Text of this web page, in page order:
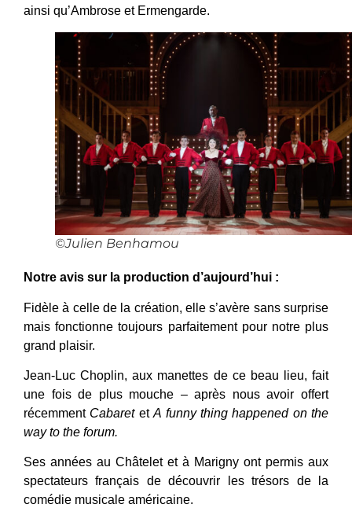
ainsi qu’Ambrose et Ermengarde.
©Julien Benhamou
Notre avis sur la production d’aujourd’hui :
Fidèle à celle de la création, elle s’avère sans surprise
mais fonctionne toujours parfaitement pour notre plus
grand plaisir.
Jean-Luc Choplin, aux manettes de ce beau lieu, fait
une fois de plus mouche – après nous avoir offert
récemment Cabaret etA funny thing happened on the
way to the forum.
Ses années au Châtelet et à Marigny ont permis aux
spectateurs français de découvrir les trésors de la
comédie musicale américaine.